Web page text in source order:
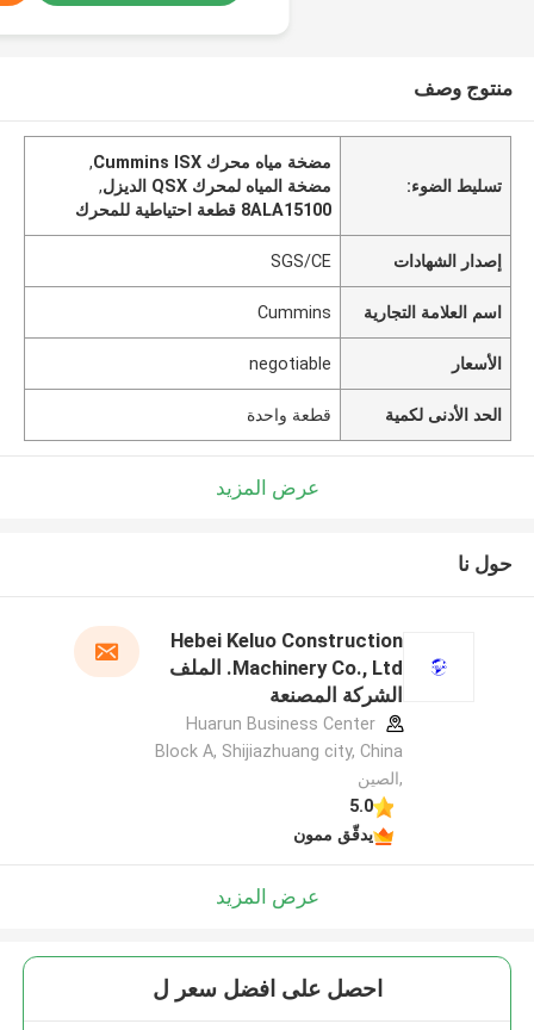
منتوج وصف
تسليط الضوء:
مضخة مياه محرك Cummins ISX
,
مضخة المياه لمحرك QSX الديزل
,
8ALA15100 قطعة احتياطية للمحرك
إصدار الشهادات SGS/CE
اسم العلامة التجارية Cummins
الأسعار negotiable
الحد الأدنى لكمية قطعة واحدة
عرض المزيد
حول نا
Hebei Keluo Construction
Machinery Co., Ltd. الملف
الشركة المصنعة
Huarun Business Center
Block A, Shijiazhuang city, China
,الصين
5.0
يدقّق ممون
عرض المزيد
احصل على افضل سعر ل